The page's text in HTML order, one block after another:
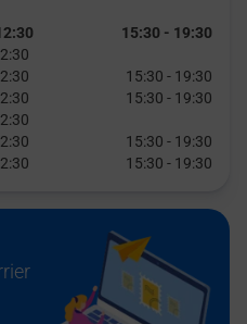
15:30 - 19:30
15:30 - 19:30
15:30 - 19:30
15:30 - 19:30
15:30 - 19:30